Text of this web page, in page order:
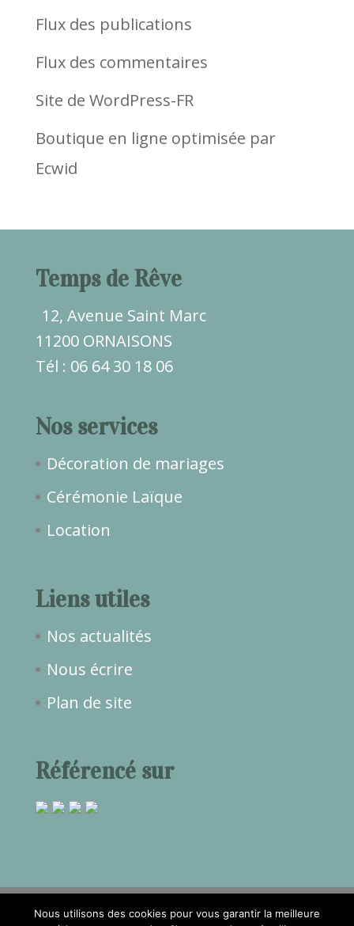
Flux des publications
Flux des commentaires
Site de WordPress-FR
Boutique en ligne optimisée par
Ecwid
Temps de Rêve
12, Avenue Saint Marc
11200 ORNAISONS
Tél : 06 64 30 18 06
Nos services
Décoration de mariages
Cérémonie Laïque
Location
Liens utiles
Nos actualités
Nous écrire
Plan de site
Référencé sur
Nous utilisons des cookies pour vous garantir la meilleure